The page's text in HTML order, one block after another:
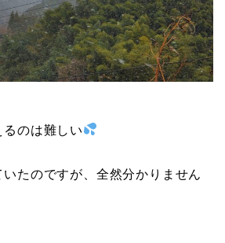
のは難しい
たのですが、全然分かりません